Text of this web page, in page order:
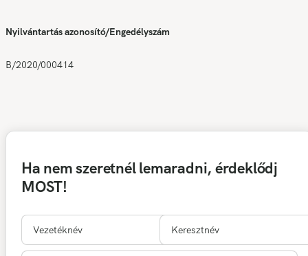
Nyilvántartás azonosító/Engedélyszám
B/2020/000414
Ha nem szeretnél lemaradni, érdeklődj
MOST!